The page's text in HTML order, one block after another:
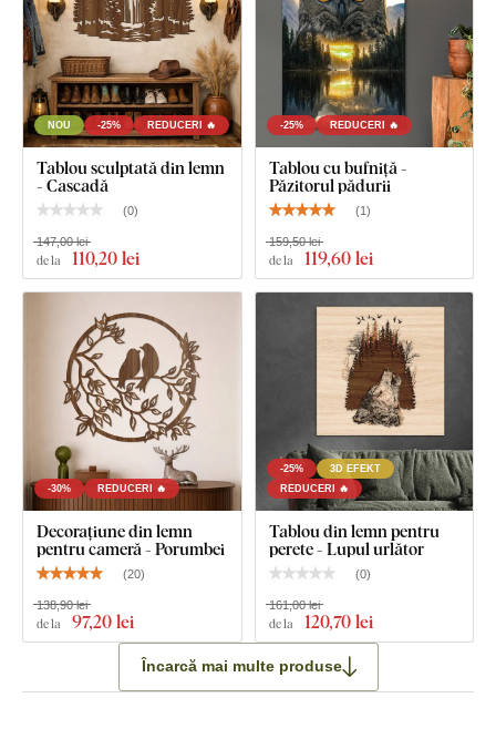
NOU -25% REDUCERI 🔥
Tablou sculptată din lemn
- Cascadă
(0)
de la 110,20 lei
147,00 lei
-25% REDUCERI 🔥
Tablou cu bufniță -
Păzitorul pădurii
(1 )
de la 119,60 lei
159,50 lei
-30% REDUCERI 🔥
Decorațiune din lemn
pentru cameră - Porumbei
(20)
de la 97,20 lei
138,90 lei
-25%
3D EFEKT
REDUCERI 🔥
Tablou din lemn pentru
perete - Lupul urlător
(0)
de la 120,70 lei
161,00 lei
Încarcă mai multe produse